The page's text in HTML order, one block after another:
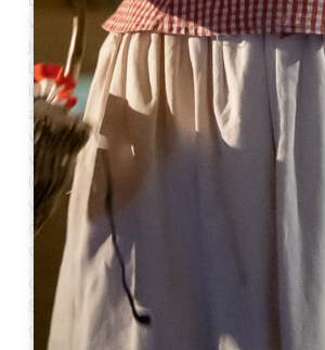
van de heuvel van Picampeau, waar
jaartelling offers werden gebracht.
Lussac verwoest door de invasies van
in de 12e eeuw vestigen cisterciënzer
aandacht op de regio, vooral voor de
van de kerk. Veel wijnmakerijen
villa van Luccius en het Engelse
lokale wijnen beroemd in Engeland.
werd Lussac geleidelijk een begeerd
door het parlement van Bordeaux dat
châteaux liet bouwen.
Ook de handel draagt bij aan de
Sinds 1834 worden er tot twaalf
gehouden.